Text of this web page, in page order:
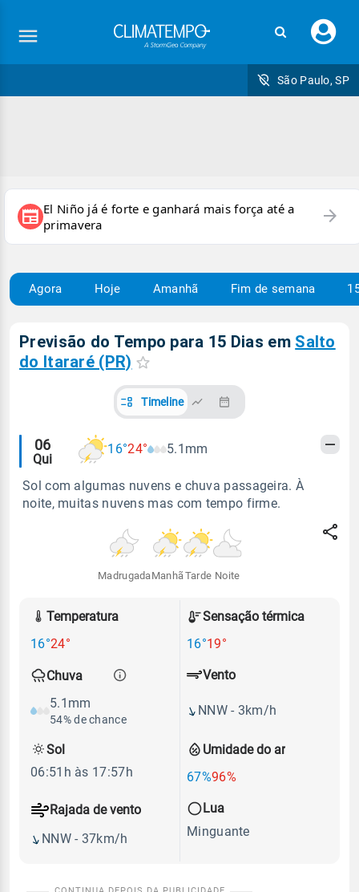
seu
São Paulo, SP
newspaper El Niño já é forte e ganhará mais força até a
primavera
arrow_forward
Agora Hoje Amanhã Fim de semana
Previsão do Tempo para 15 Dias em Salto
do Itararé (PR)
Timeline
Alertas
meteorológicos
06
Qui
16°24° 5.1mm
Sol com algumas nuvens e chuva passageira. À
noite, muitas nuvens mas com tempo firme.
Madrugada Manhã Tarde Noite
Temperatura
16°24°
Sensação térmica
16°19°
Chuva
5.1mm
54% de chance
Umidade do ar
67%96%
Vento
NNW - 3km/h
Rajada de vento
NNW - 37km/h
Sol
06:51h às 17:57h
Lua
Minguante